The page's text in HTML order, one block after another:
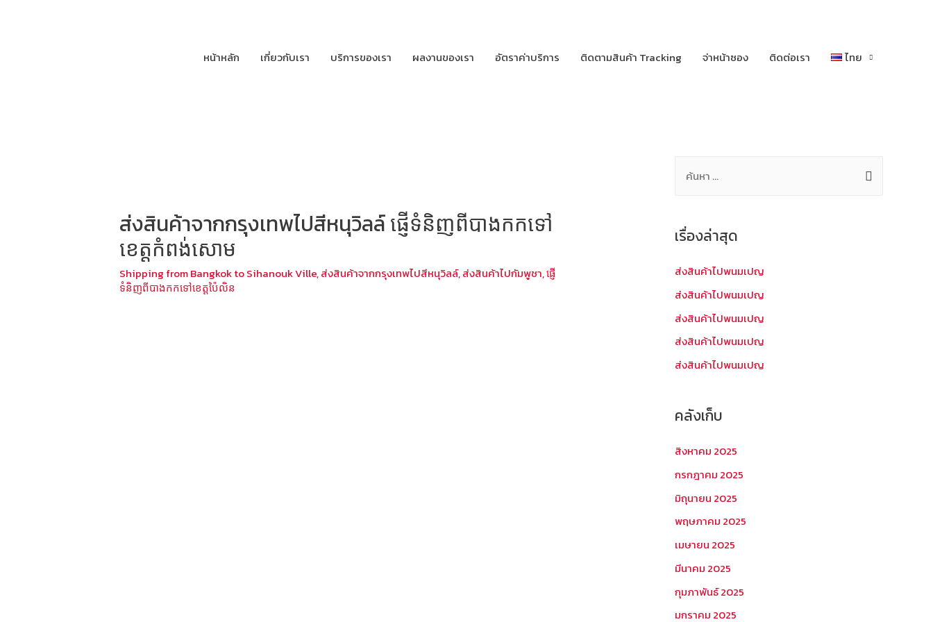
หน้าหลัก เกี่ยวกับเรา บริการของเรา ผลงานของเรา อัตราค่าบริการ ติดตามสินค้า Tracking จ่าหน้าซอง ติดต่อเรา ไทย
ส่งสินค้าจากกรุงเทพไปสีหนุวิลล์ ផ្ញើទំនិញពីបាងកកទៅ
ខេត្តកំពង់សោម
Shipping from Bangkok to Sihanouk Ville,ส่งสินค้าจากกรุงเทพไปสีหนุวิลล์,ส่งสินค้าไปกัมพูชา,ផ្ញើ
ទំនិញពីបាងកកទៅខេត្តប៉ៃលិន
ห
รั
บ
เรื่องล่าสุด
ส่งสินค้าไปพนมเปญ
ส่งสินค้าไปพนมเปญ
ส่งสินค้าไปพนมเปญ
ส่งสินค้าไปพนมเปญ
ส่งสินค้าไปพนมเปญ
คลังเก็บ
สิงหาคม 2025
กรกฎาคม 2025
มิถุนายน 2025
พฤษภาคม 2025
เมษายน 2025
มีนาคม 2025
กุมภาพันธ์ 2025
มกราคม 2025